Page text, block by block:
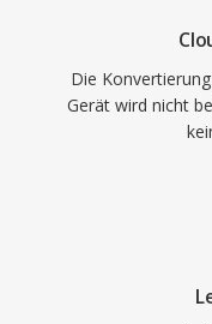
Die
Gerät wird nicht